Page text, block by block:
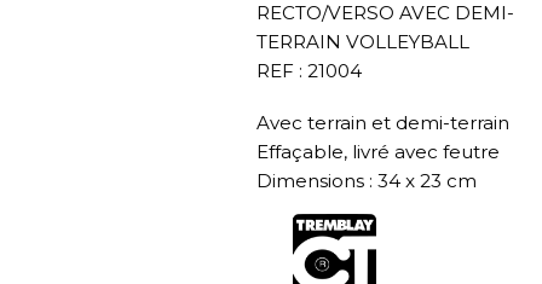
RECTO/VERSO AVEC DEMI-
TERRAIN VOLLEYBALL
REF : 21004
Avec terrain et demi-terrain
Effaçable, livré avec feutre
Dimensions : 34 x 23 cm